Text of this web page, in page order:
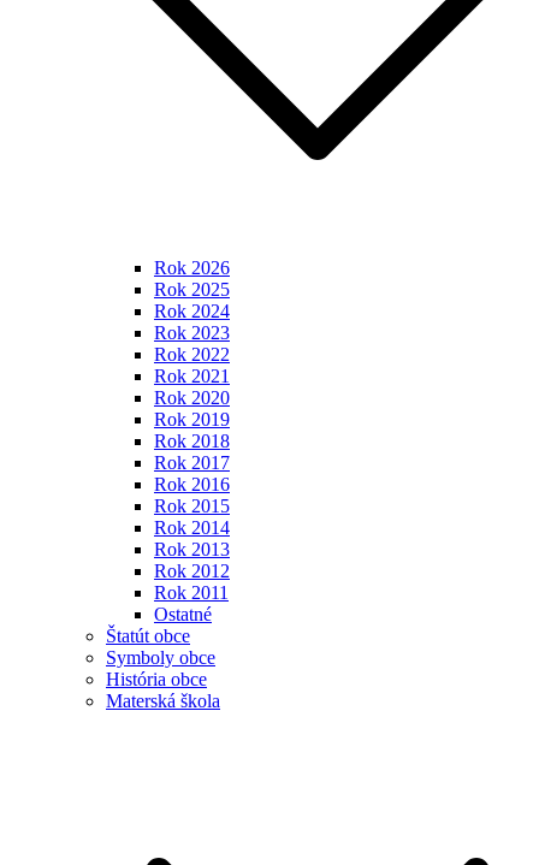
Rok 2026
Rok 2025
Rok 2024
Rok 2023
Rok 2022
Rok 2021
Rok 2020
Rok 2019
Rok 2018
Rok 2017
Rok 2016
Rok 2015
Rok 2014
Rok 2013
Rok 2012
Rok 2011
Ostatné
Štatút obce
Symboly obce
História obce
Materská škola